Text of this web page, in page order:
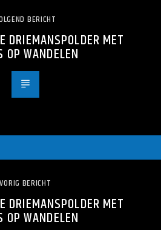
BERICHT
DRIEMANSPOLDER MET
OP WANDELEN
VORIG BERICHT
DRIEMANSPOLDER MET
OP WANDELEN